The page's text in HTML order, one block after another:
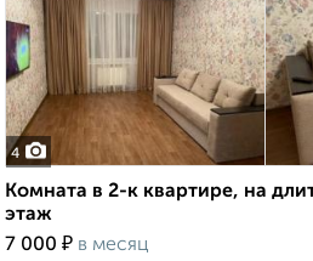
4
Комната в 2-к квартире, на
этаж
7 000 ₽ в месяц